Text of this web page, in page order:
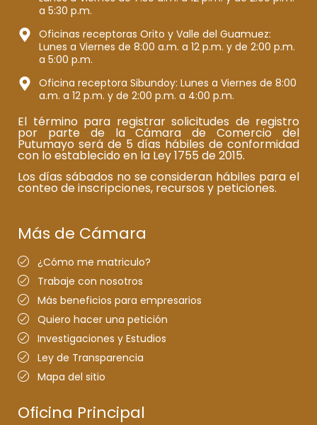
a 5:30 p.m.
Oficinas receptoras Orito y Valle del Guamuez:
Lunes a Viernes de 8:00 a.m. a 12 p.m. y de 2:00 p.m.
a 5:00 p.m.
Oficina receptora Sibundoy: Lunes a Viernes de 8:00
a.m. a 12 p.m. y de 2:00 p.m. a 4:00 p.m.
El término para registrar solicitudes de registro
por parte de la Cámara de Comercio del
Putumayo será de 5 días hábiles de conformidad
con lo establecido en la Ley 1755 de 2015.
Los días sábados no se consideran hábiles para el
conteo de inscripciones, recursos y peticiones.
Más de Cámara
¿Cómo me matriculo?
Trabaje con nosotros
Más beneficios para empresarios
Quiero hacer una petición
Investigaciones y Estudios
Ley de Transparencia
Mapa del sitio
Oficina Principal